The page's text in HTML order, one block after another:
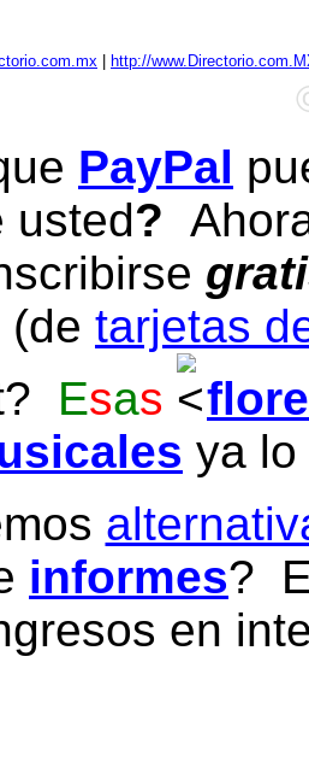
http://
PayPal
usted?
(de tarjetas
Esas
ya
informes?
en